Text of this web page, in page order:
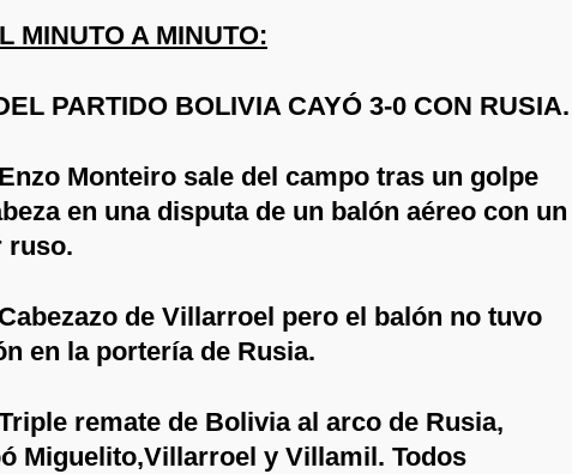
MINUTO A MINUTO:
PARTIDO BOLIVIA CAYÓ 3-0 CON RUSIA.
Monteiro sale del campo tras un golpe
en una disputa de un balón aéreo con un
ruso.
de Villarroel pero el balón no tuvo
en la portería de Rusia.
remate de Bolivia al arco de Rusia,
Miguelito,Villarroel y Villamil. Todos